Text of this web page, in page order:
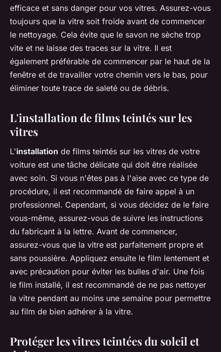
efficace et sans danger pour vos vitres. Assurez-vous
toujours que la vitre soit froide avant de commencer
le nettoyage. Cela évite que le savon ne sèche trop
vite et ne laisse des traces sur la vitre. Il est
également préférable de commencer par le haut de la
fenêtre et de travailler votre chemin vers le bas, pour
éliminer toute trace de saleté ou de débris.
L'installation de films teintés sur les
vitres
L'installation de films teintés sur les vitres de votre
voiture est une tâche délicate qui doit être réalisée
avec soin. Si vous n'êtes pas à l'aise avec ce type de
procédure, il est recommandé de faire appel à un
professionnel. Cependant, si vous décidez de le faire
vous-même, assurez-vous de suivre les instructions
du fabricant à la lettre. Avant de commencer,
assurez-vous que la vitre est parfaitement propre et
sans poussière. Appliquez ensuite le film lentement et
avec précaution pour éviter les bulles d'air. Une fois
le film installé, il est recommandé de ne pas nettoyer
la vitre pendant au moins une semaine pour permettre
au film de bien adhérer à la vitre.
Protéger les vitres teintées du soleil et